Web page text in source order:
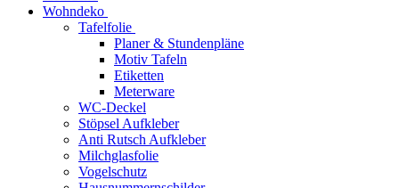
Wohndeko
Tafelfolie
Planer & Stundenpläne
Motiv Tafeln
Etiketten
Meterware
WC-Deckel
Stöpsel Aufkleber
Anti Rutsch Aufkleber
Milchglasfolie
Vogelschutz